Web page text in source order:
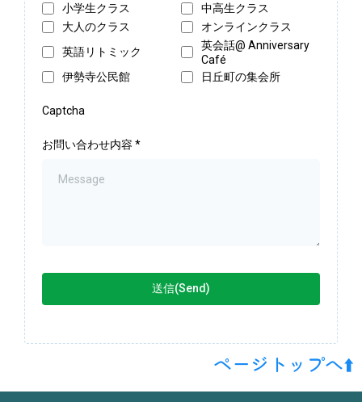
小学生クラス
中高生クラス
大人のクラス
オンラインクラス
英語リトミック
英会話@ Anniversary
Café
伊勢寺公民館
日丘町の集会所
Captcha
お問い合わせ内容 *
送信(Send)
ページトップへ⬆️